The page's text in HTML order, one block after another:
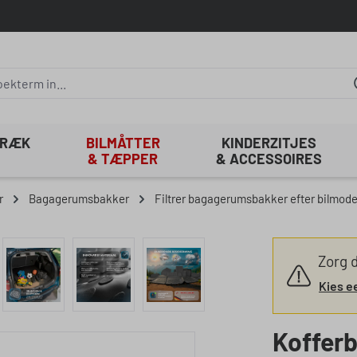
BILMÅTTER
& TÆPPER
KINDERZITJES
& ACCESSOIRES
Bagagerumsbakker Filtrer bagagerumsbakker efter
Zorg
Kies